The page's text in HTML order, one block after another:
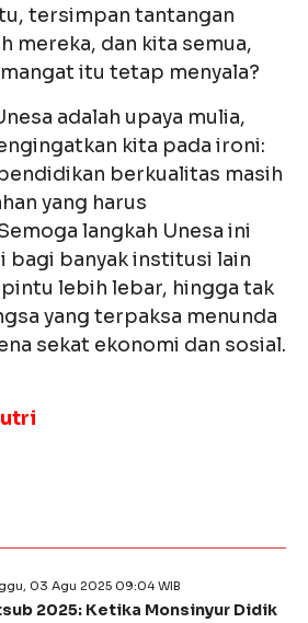
tersimpan tantangan
mereka, dan kita semua,
itu tetap menyala?
adalah upaya mulia,
kita pada ironi:
berkualitas masih
yang harus
langkah Unesa ini
bagi banyak institusi lain
lebih lebar, hingga tak
yang terpaksa menunda
sekat ekonomi dan sosial.
03 Agu 2025 09:04 WIB
2025: Ketika Monsinyur Didik